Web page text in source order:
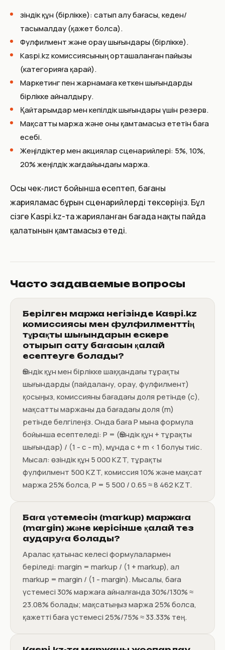
Өзіндік құн (бірлікке): сатып алу бағасы, кеден/
тасымалдау (қажет болса).
Фулфилмент және орау шығындары (бірлікке).
Kaspi.kz комиссиясының орташаланған пайызы
(категорияға қарай).
Маркетинг пен жарнамаға кеткен шығындарды
бірлікке айналдыру.
Қайтарымдар мен кепілдік шығындары үшін резерв.
Мақсатты маржа және оны қамтамасыз ететін баға
есебі.
Жеңілдіктер мен акциялар сценарийлері: 5%, 10%,
20% жеңілдік жағдайындағы маржа.
Осы чек‑лист бойынша есептеп, бағаны
жарияламас бұрын сценарийлерді тексеріңіз. Бұл
сізге Kaspi.kz-та жарияланған бағада нақты пайда
қалатынын қамтамасыз етеді.
Часто задаваемые вопросы
Берілген маржа негізінде Kaspi.kz
комиссиясы мен фулфилменттің
тұрақты шығындарын ескере
отырып сату бағаcын қалай
есептеуге болады?
Өзіндік құн мен бірлікке шаққандағы тұрақты
шығындарды (пайдалану, орау, фулфилмент)
қосыңыз, комиссияны бағадағы доля ретінде (c),
мақсатты маржаны да бағадағы доля (m)
ретінде белгілеңіз. Онда баға P мына формула
бойынша есептеледі: P = (Өзіндік құн + тұрақты
шығындар) / (1 - c - m), мұнда c + m < 1 болуы тиіс.
Мысал: өзіндік құн 5 000 KZT, тұрақты
фулфилмент 500 KZT, комиссия 10% және мақсат
маржа 25% болса, P = 5 500 / 0.65 ≈ 8 462 KZT.
Баға үстемесін (markup) маржаға
(margin) және керісінше қалай тез
аударуға болады?
Аралас қатынас келесі формулалармен
беріледі: margin = markup / (1 + markup), ал
markup = margin / (1 - margin). Мысалы, баға
үстемесі 30% маржаға айналғанда 30%/130% ≈
23.08% болады; мақсатыңыз маржа 25% болса,
қажетті баға үстемесі 25%/75% ≈ 33.33% тең.